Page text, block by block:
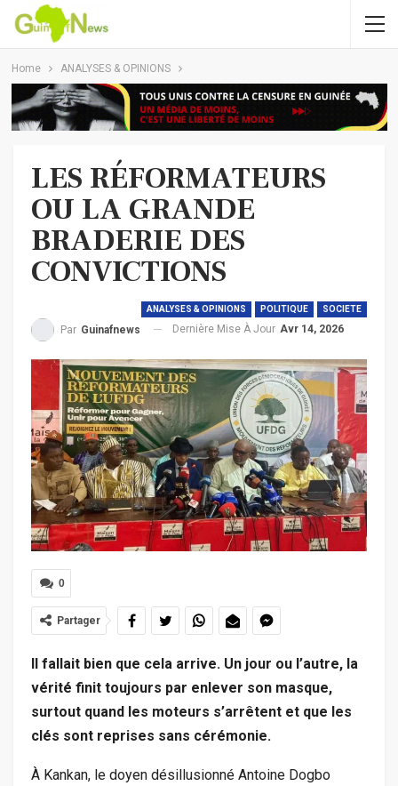
Home ANALYSES & OPINIONS
LES RÉFORMATEURS
OU LA GRANDE
BRADERIE DES
CONVICTIONS
ANALYSES & OPINIONS POLITIQUE SOCIETE
Par Guinafnews Dernière Mise À Jour Avr 14, 2026
0
Partager
Il fallait bien que cela arrive. Un jour ou l’autre, la
vérité finit toujours par enlever son masque,
surtout quand les moteurs s’arrêtent et que les
clés sont reprises sans cérémonie.
À Kankan, le doyen désillusionné Antoine Dogbo